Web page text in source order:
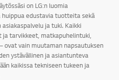
on LG:n luomia
edustavia tuotteita sekä
ja tuki. Kaikki
tarvikkeet, matkapuhelintuki,
ovat vain muutaman napsautuksen
ystävällinen ja asiantunteva
kaikissa tekniseen tukeen ja